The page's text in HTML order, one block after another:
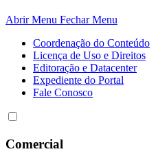
Abrir Menu Fechar Menu
Coordenação do Conteúdo
Licença de Uso e Direitos
Editoração e Datacenter
Expediente do Portal
Fale Conosco
Comercial